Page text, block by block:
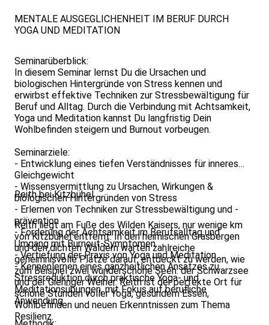
MENTALE AUSGEGLICHENHEIT IM BERUF DURCH
YOGA UND MEDITATION
Seminarüberblick:
In diesem Seminar lernst Du die Ursachen und
biologischen Hintergründe von Stress kennen und
erwirbst effektive Techniken zur Stressbewältigung für
Beruf und Alltag. Durch die Verbindung mit Achtsamkeit,
Yoga und Meditation kannst Du langfristig Dein
Wohlbefinden steigern und Burnout vorbeugen.
Seminarziele:
- Entwicklung eines tiefen Verständnisses für inneres
Gleichgewicht
- Wissensvermittlung zu Ursachen, Wirkungen &
biologischen Hintergründen von Stress
- Erlernen von Techniken zur Stressbewältigung und -
prävention
- Förderung der Achtsamkeit im Berufsalltag und
Umgang mit Burnout-Symptomen
- Vertiefung der Praxis von Yoga und Meditation
- Kennenlernen eines ganzheitlichen Ansatzes zu
Stressreduktion durch praktische Yoga- und
Meditationsübungen, mit Fokus auf berufliche
Anwendung
Reith bei Kitzbühel
Reith liegt am Fuße des Wilden Kaisers, nur wenige km
von Kitzbühel entfernt. In den heimischen Grasbergen
und den dichten Wäldern warten zahlreiche
geheimnisvolle Plätze darauf, entdeckt zu werden, wie
zum Beispiel zwei wunderschöne Seen: der Schwarzsee
und der Gieringer Weiher. Reith ist der perfekte Ort für
schöne Stunden voller Yoga, gesundem Essen,
Wohlbefinden und neuen Erkenntnissen zum Thema
Resilienz.